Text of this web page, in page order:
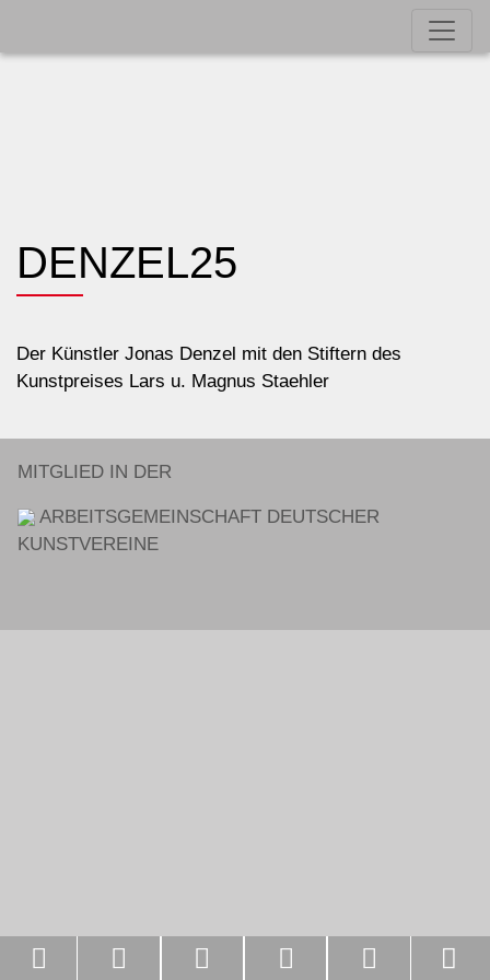
DENZEL25
Der Künstler Jonas Denzel mit den Stiftern des
Kunstpreises Lars u. Magnus Staehler
MITGLIED IN DER
ARBEITSGEMEINSCHAFT DEUTSCHER
KUNSTVEREINE